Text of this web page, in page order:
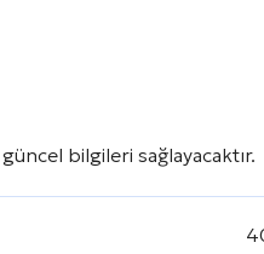
bilgileri sağlayacaktır.